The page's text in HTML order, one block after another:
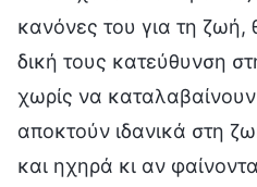
κανόνες του για τη ζωή,
δική τους κατεύθυνση
χωρίς να καταλαβαίνουν
αποκτούν ιδανικά στη
και ηχηρά κι αν